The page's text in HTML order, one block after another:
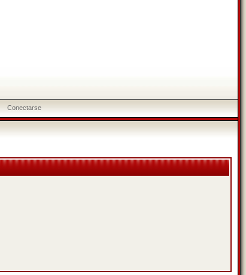
Conectarse